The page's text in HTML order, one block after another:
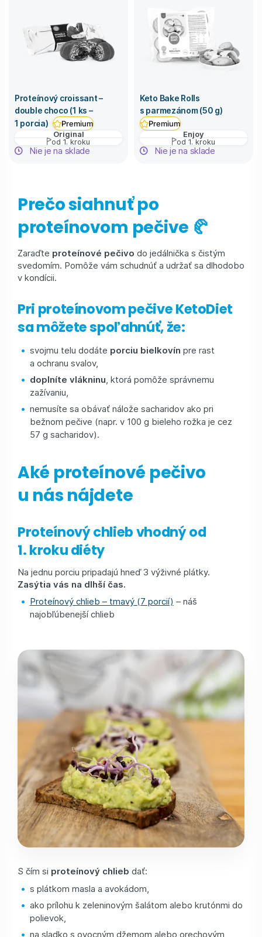
Proteínový croissant –
double choco (1 ks –
1 porcia)
Premium
Original
od 1. kroku
Nie je na sklade
Keto Bake Rolls
s parmezánom (50 g)
Premium
Enjoy
od 1. kroku
Nie je na sklade
Prečo siahnuť po
proteínovom pečive 🥐
Zaraďte proteínové pečivo do jedálnička s čistým
svedomím. Pomôže vám schudnúť a udržať sa dlhodobo
v kondícii.
Pri proteínovom pečive KetoDiet
sa môžete spoľahnúť, že:
svojmu telu dodáte porciu bielkovín pre rast
a ochranu svalov,
doplníte vlákninu , ktorá pomôže správnemu
zažívaniu,
nemusíte sa obávať nálože sacharidov ako pri
bežnom pečive (napr. v 100 g bieleho rožka je cez
57 g sacharidov).
Aké proteínové pečivo
u nás nájdete
Proteínový chlieb vhodný od
1. kroku diéty
Na jednu porciu pripadajú hneď 3 výživné plátky.
Zasýtia vás na dlhší čas.
Proteínový chlieb – tmavý (7 porcií) – náš
najobľúbenejší chlieb
S čím si proteínový chlieb dať:
s plátkom masla a avokádom,
ako prílohu k zeleninovým šalátom alebo krutónmi do
polievok,
na sladko s ovocným džemom alebo orechovým